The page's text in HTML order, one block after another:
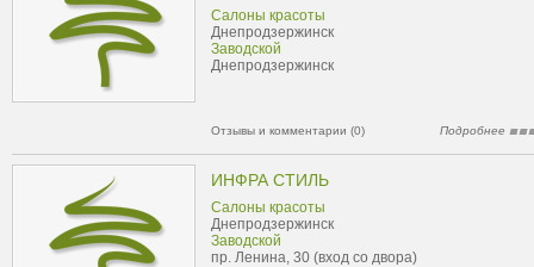
Салоны красоты
Днепродзержинск
Заводской
Днепродзержинск
Отзывы и комментарии (0) Подробнее
ИНФРА СТИЛЬ
Салоны красоты
Днепродзержинск
Заводской
пр. Ленина, 30 (вход со двора)